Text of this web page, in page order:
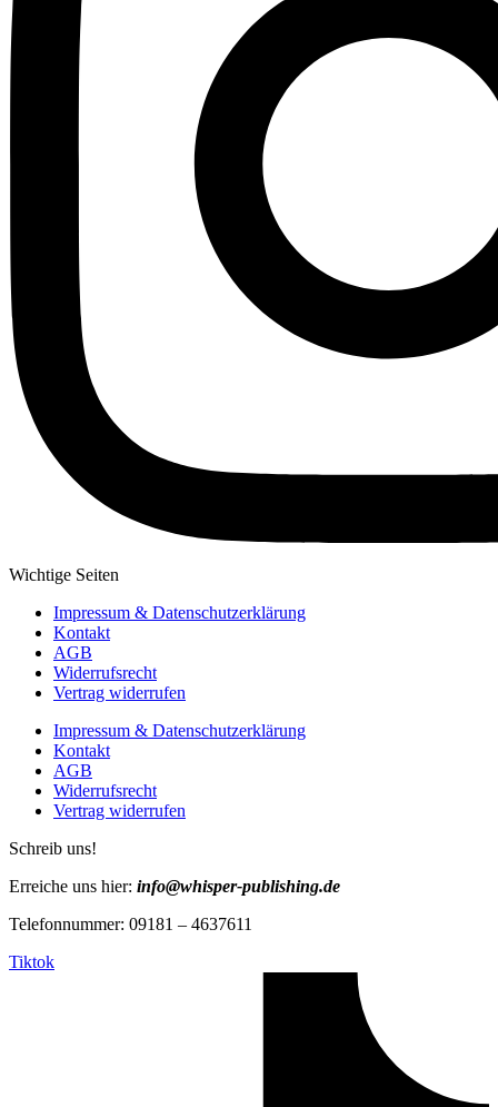
Wichtige Seiten
Impressum & Datenschutzerklärung
Kontakt
AGB
Widerrufsrecht
Vertrag widerrufen
Impressum & Datenschutzerklärung
Kontakt
AGB
Widerrufsrecht
Vertrag widerrufen
Schreib uns!
Erreiche uns hier: info@whisper-publishing.de
Telefonnummer: 09181 – 4637611
Tiktok